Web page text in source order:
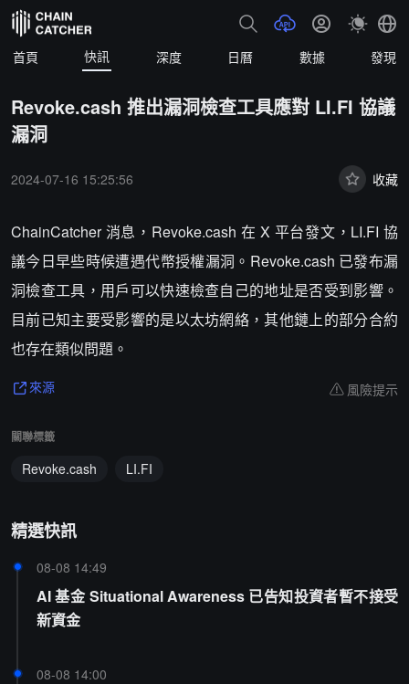
首頁 快訊 深度 日曆 數據 發現
Revoke.cash 推出漏洞檢查工具應對 LI.FI 協議
漏洞
2024-07-16 15:25:56 收藏
ChainCatcher 消息，Revoke.cash 在 X 平台發文，LI.FI 協
議今日早些時候遭遇代幣授權漏洞。Revoke.cash 已發布漏
洞檢查工具，用戶可以快速檢查自己的地址是否受到影響。
目前已知主要受影響的是以太坊網絡，其他鏈上的部分合約
也存在類似問題。
來源 風險提示
關聯標籤
Revoke.cash LI.FI
精選快訊
08-08 14:49
AI 基金 Situational Awareness 已告知投資者暫不接受
新資金
08-08 14:00